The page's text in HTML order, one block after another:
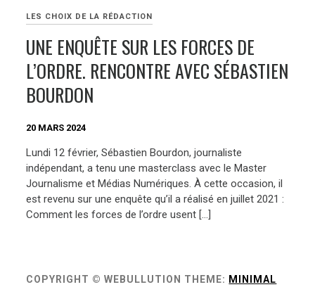
LES CHOIX DE LA RÉDACTION
UNE ENQUÊTE SUR LES FORCES DE
L’ORDRE. RENCONTRE AVEC SÉBASTIEN
BOURDON
20 MARS 2024
Lundi 12 février, Sébastien Bourdon, journaliste
indépendant, a tenu une masterclass avec le Master
Journalisme et Médias Numériques. À cette occasion, il
est revenu sur une enquête qu’il a réalisé en juillet 2021 :
Comment les forces de l’ordre usent […]
COPYRIGHT © WEBULLUTION THEME: MINIMAL